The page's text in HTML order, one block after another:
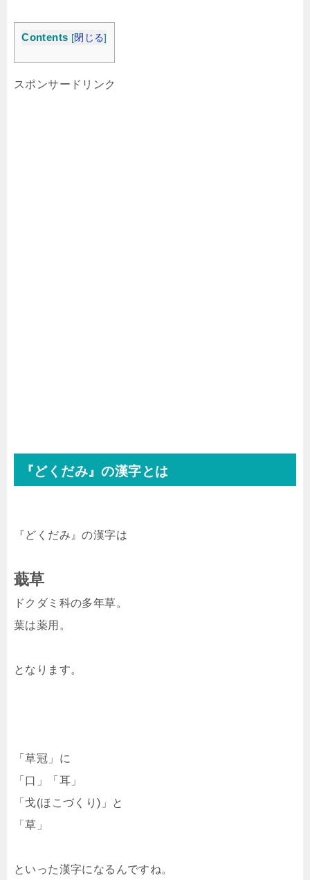
Contents [閉じる]
スポンサードリンク
『どくだみ』の漢字とは
『どくだみ』の漢字は
蕺草
ドクダミ科の多年草。
葉は薬用。
となります。
「草冠」に
「口」「耳」
「戈(ほこづくり)」と
「草」
といった漢字になるんですね。